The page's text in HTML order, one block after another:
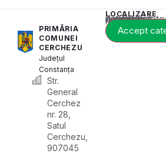
PRIMĂRIA
COMUNEI
CERCHEZU
Județul
Constanța
Str.
General
Cerchez
nr. 28,
Satul
Cerchezu,
907045
LOCALIZARE
Acest conținut este blocat până când acceptați categoria corespunzătoare de cookie-uri.
Accept